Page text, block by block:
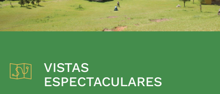
VISTAS
ESPECTACULARES